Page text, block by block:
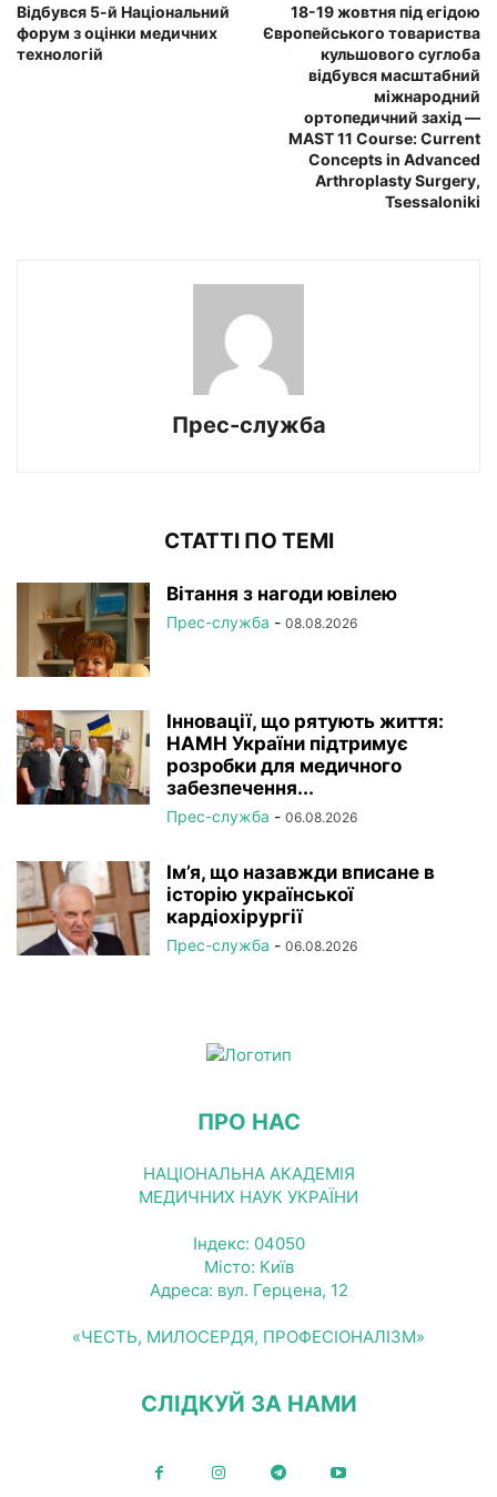
Відбувся 5-й Національний
форум з оцінки медичних
технологій
18-19 жовтня під егідою
Європейського товариства
кульшового суглоба
відбувся масштабний
міжнародний
ортопедичний захід —
MAST 11 Course: Current
Concepts in Advanced
Arthroplasty Surgery,
Tsessaloniki
Прес-служба
СТАТТІ ПО ТЕМІ
Вітання з нагоди ювілею
Прес-служба - 08.08.2026
Інновації, що рятують життя:
НАМН України підтримує
розробки для медичного
забезпечення...
Прес-служба - 06.08.2026
Ім’я, що назавжди вписане в
історію української
кардіохірургії
Прес-служба - 06.08.2026
ПРО НАС
НАЦІОНАЛЬНА АКАДЕМІЯ
МЕДИЧНИХ НАУК УКРАЇНИ
Індекс: 04050
Місто: Київ
Адреса: вул. Герцена, 12
«ЧЕСТЬ, МИЛОСЕРДЯ, ПРОФЕСІОНАЛІЗМ»
СЛІДКУЙ ЗА НАМИ